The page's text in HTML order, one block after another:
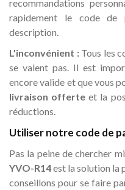
recommandations
rapidement le code
description.
L'inconvénient :Tous les
se valent pas. Il est
encore valide et que vous
livraison offerte et la
réductions.
Utiliser notre code de
Pas la peine de chercher
YVO-R14est la solution la
conseillons pour se faire